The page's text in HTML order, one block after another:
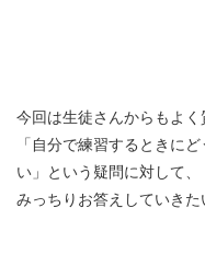
今回は生徒さんからもよく
「自分で練習するときに
い」という疑問に対して、
みっちりお答えしていきた